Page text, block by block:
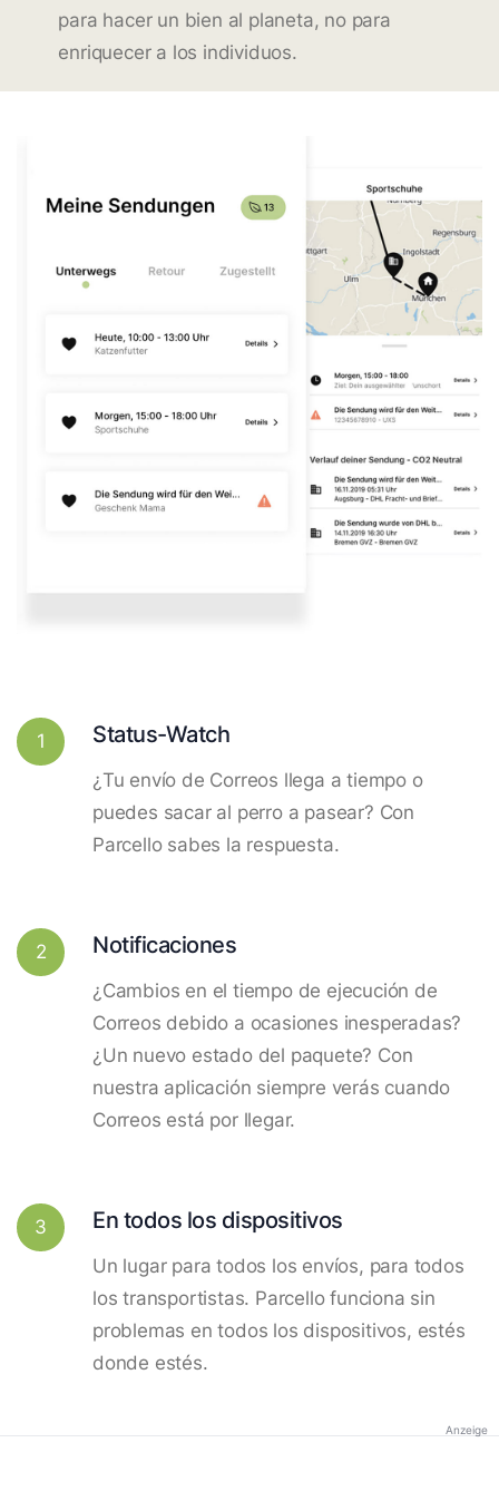
para hacer un bien al planeta, no para
enriquecer a los individuos.
1 Status-Watch
¿Tu envío de Correos llega a tiempo o
puedes sacar al perro a pasear? Con
Parcello sabes la respuesta.
2 Notificaciones
¿Cambios en el tiempo de ejecución de
Correos debido a ocasiones inesperadas?
¿Un nuevo estado del paquete? Con
nuestra aplicación siempre verás cuando
Correos está por llegar.
3 En todos los dispositivos
Un lugar para todos los envíos, para todos
los transportistas. Parcello funciona sin
problemas en todos los dispositivos, estés
donde estés.
Anzeige